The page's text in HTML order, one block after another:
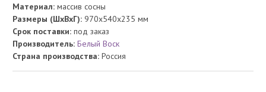
Материал: массив сосны
Размеры (ШхВхГ): 970x540x235 мм
Срок поставки: под заказ
Производитель: Белый Воск
Страна производства: Россия